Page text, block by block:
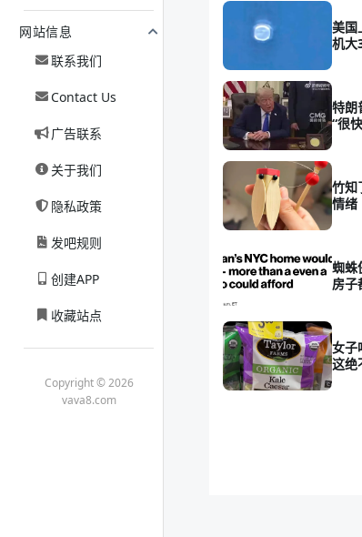
网站信息
联系我们
Contact Us
广告联系
关于我们
隐私政策
发吧规则
创建APP
收藏站点
Copyright © 2026
vava8.com
美国
机大
特朗
“很
竹知
情绪
蜘蛛
房子
女子
这绝